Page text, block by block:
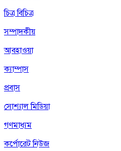
চিত্র বিচিত্র
সম্পাদকীয়
আবহাওয়া
ক্যাম্পাস
প্রবাস
সোশ্যাল মিডিয়া
গণমাধ্যম
কর্পোরেট নিউজ